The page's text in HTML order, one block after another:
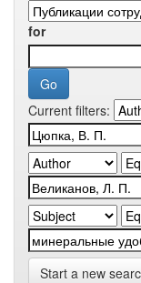
for
Current filters:
Start a new